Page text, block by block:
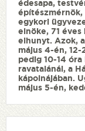
édesapa,
építészmérnök,
egykori
elnöke, 71
elhunyt. Azok,
május 4-én,
pedig 10-14
ravatalánál, a
kápolnájában.
május 5-én,